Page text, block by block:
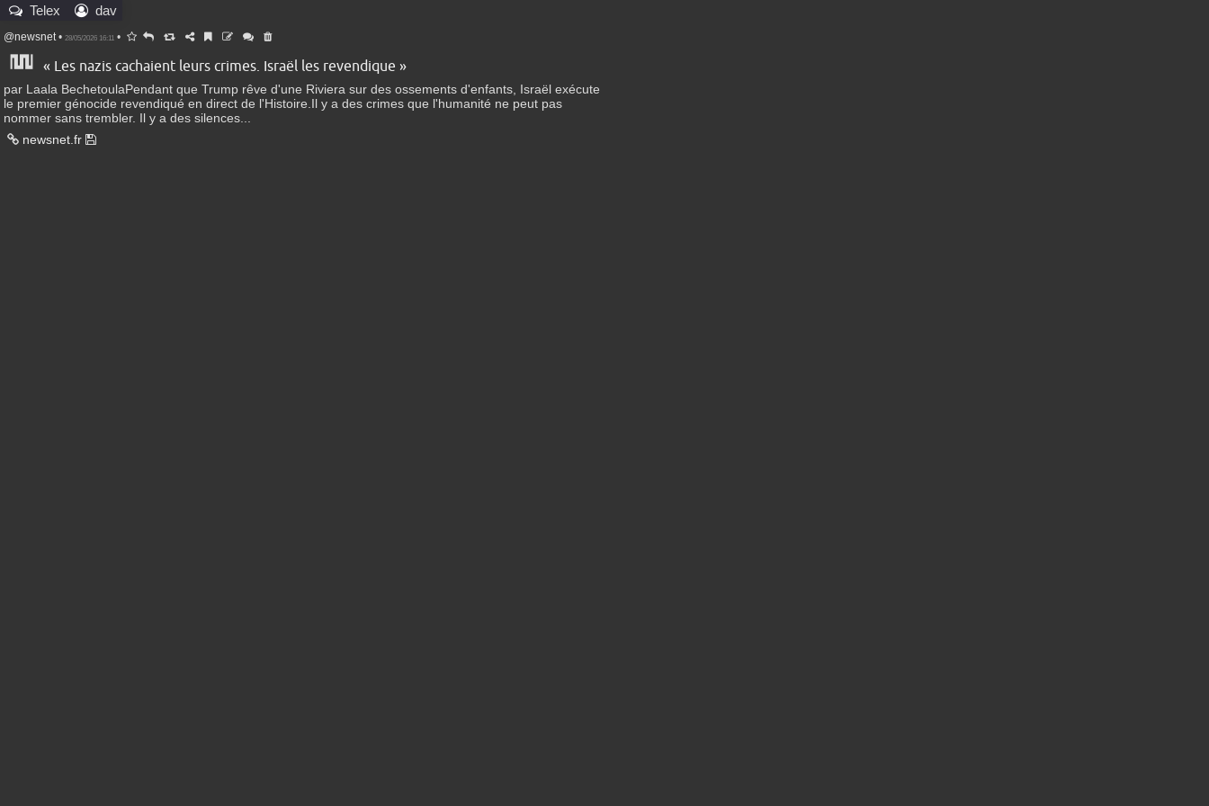
Telex dav
@newsnet• 28/05/2026 16:11 •
« Les nazis cachaient leurs crimes. Israël les revendique »
par Laala BechetoulaPendant que Trump rêve d'une Riviera sur des ossements d'enfants, Israël exécute
le premier génocide revendiqué en direct de l'Histoire.Il y a des crimes que l'humanité ne peut pas
nommer sans trembler. Il y a des silences...
newsnet.fr